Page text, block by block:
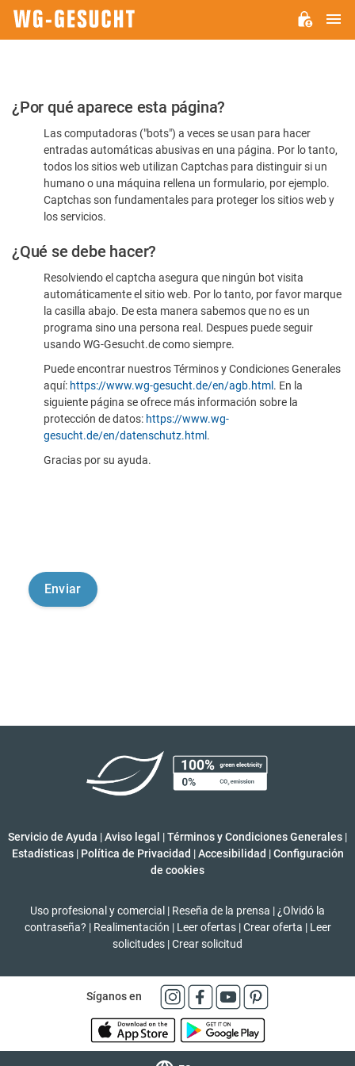
Por
favor,
confirme
humano
¿Por qué aparece esta página?
Las computadoras ("bots") a veces se usan para hacer
entradas automáticas abusivas en una página. Por lo tanto,
todos los sitios web utilizan Captchas para distinguir si un
humano o una máquina rellena un formulario, por ejemplo.
Captchas son fundamentales para proteger los sitios web y
los servicios.
¿Qué se debe hacer?
Resolviendo el captcha asegura que ningún bot visita
automáticamente el sitio web. Por lo tanto, por favor marque
la casilla abajo. De esta manera sabemos que no es un
programa sino una persona real. Despues puede seguir
usando WG-Gesucht.de como siempre.
Puede encontrar nuestros Términos y Condiciones Generales
aquí: https://www.wg-gesucht.de/en/agb.html . En la
siguiente página se ofrece más información sobre la
protección de datos: https://www.wg-
gesucht.de/en/datenschutz.html .
Gracias por su ayuda.
Servicio de Ayuda |Aviso legal |Términos y Condiciones Generales |
Estadísticas | Política de Privacidad | Accesibilidad | Configuración
de cookies
Uso profesional y comercial | Reseña de la prensa | ¿Olvidó la
contraseña? | Realimentación | Leer ofertas | Crear oferta | Leer
solicitudes |Crear solicitud
Síganos en